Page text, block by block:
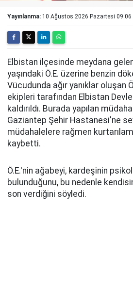
Yayınlanma: 10 Ağustos 2026 Pazartesi 09:06
Elbistan ilçesinde meydana
yaşındaki Ö.E. üzerine benzin
Vücudunda ağır yanıklar oluşan
ekipleri tarafından Elbistan
kaldırıldı. Burada yapılan
Gaziantep Şehir Hastanesi'ne
müdahalelere rağmen
kaybetti.
Ö.E.'nin ağabeyi, kardeşinin
bulunduğunu, bu nedenle
son verdiğini söyledi.